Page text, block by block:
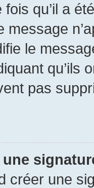
qu’il a
message
le
qu’ils
pas
créer une